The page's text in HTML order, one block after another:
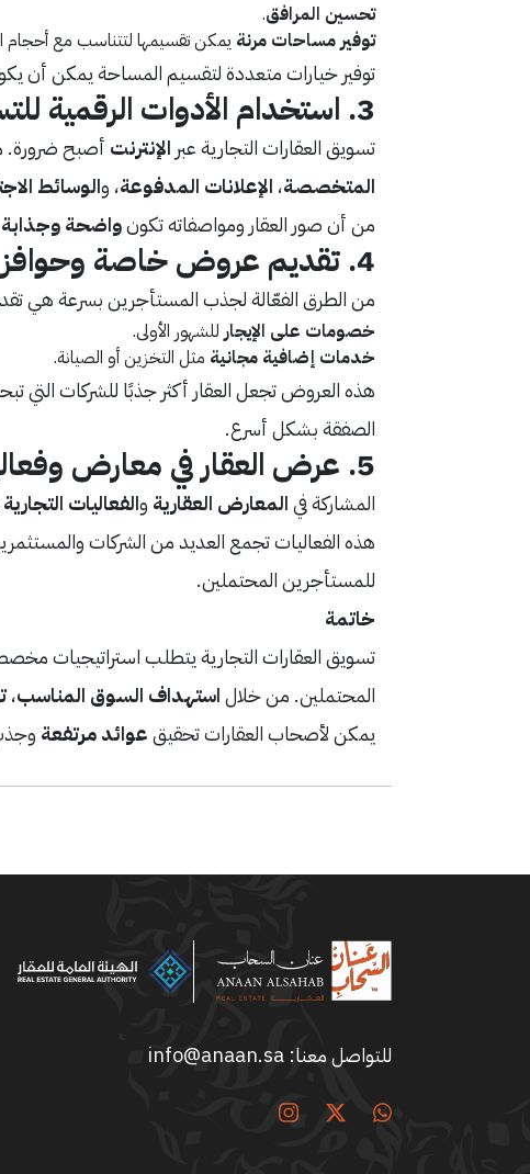
تحسين المرافق.
توفير مساحات مرنة يمكن تقسيمها لتتناسب مع أحجام
توفير خيارات متعددة لتقسيم المساحة يمكن أن
3. استخدام الأدوات الرقمية
تسويق العقارات التجارية عبر الإنترنت أصبح ضرورة.
المتخصصة، الإعلانات المدفوعة، والوسائط
من أن صور العقار ومواصفاته تكونواضحة وجذابة
4. تقديم عروض خاصة وحوافز
من الطرق الفعّالة لجذب المستأجرين بسرعة هي
خصومات على الإيجارللشهور الأولى.
خدمات إضافية مجانية مثل التخزين أو الصيانة.
هذه العروض تجعل العقار أكثر جذبًا للشركات التي
الصفقة بشكل أسرع.
5. عرض العقار في معارض
المشاركة فيالمعارض العقارية والفعاليات التجارية
هذه الفعاليات تجمع العديد من الشركات
للمستأجرين المحتملين.
خاتمة
تسويق العقارات التجارية يتطلب استراتيجيات
المحتملين. من خلالاستهداف السوق المناسب،
يمكن لأصحاب العقارات تحقيقعوائد مرتفعة
للتواصل معنا: info@anaan.sa